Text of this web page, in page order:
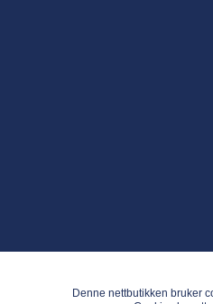
Denne nettbutikken bruker